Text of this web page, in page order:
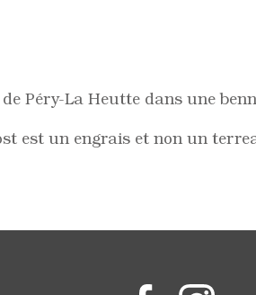
Péry-La Heutte dans une
est un engrais et non un